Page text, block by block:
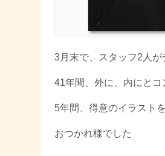
3月末で、スタッフ2人
41年間、外に、内にと
5年間、得意のイラスト
おつかれ様でした